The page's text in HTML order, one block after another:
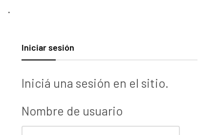
.
Iniciar sesión
Iniciá una sesión en el sitio.
Nombre de usuario